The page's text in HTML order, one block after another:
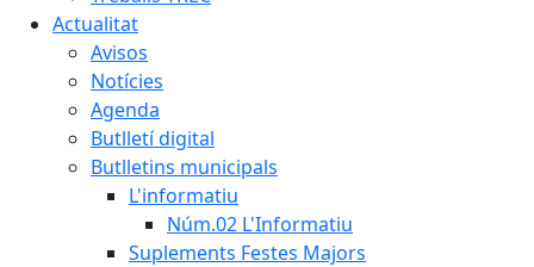
Actualitat
Avisos
Notícies
Agenda
Butlletí digital
Butlletins municipals
L'informatiu
Núm.02 L'Informatiu
Suplements Festes Majors